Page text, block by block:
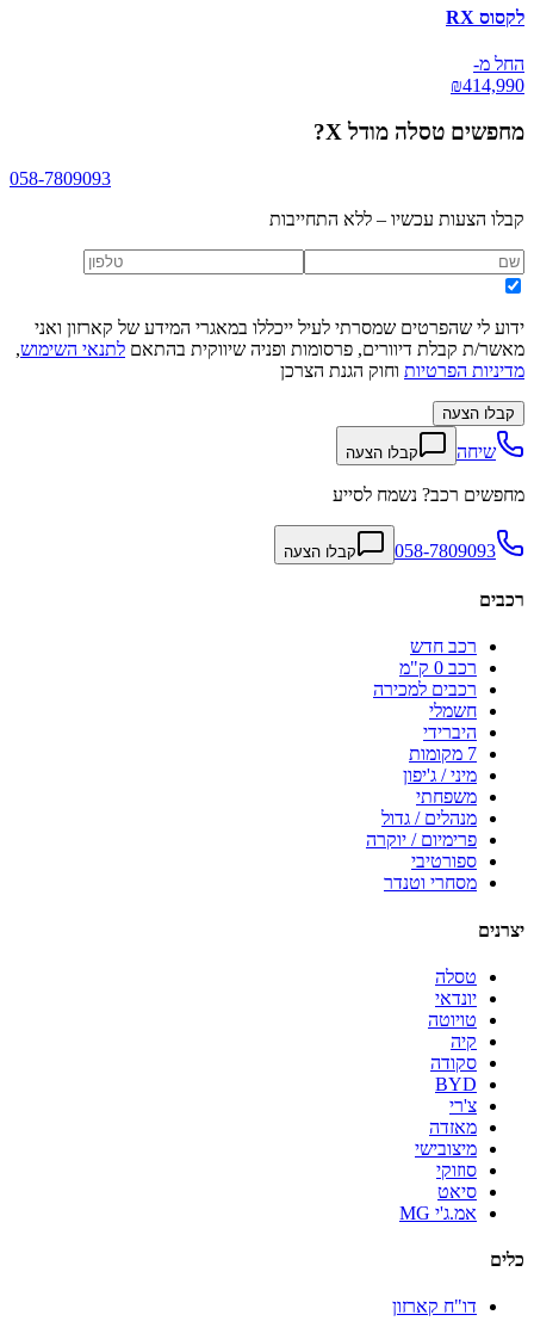
לקסוס RX
החל מ-
₪414,990
מחפשים טסלה מודל X ?
058-7809093
קבלו הצעות עכשיו – ללא התחייבות
ידוע לי שהפרטים שמסרתי לעיל ייכללו במאגרי המידע של קארזון ואני
מאשר/ת קבלת דיוורים, פרסומות ופניה שיווקית בהתאם לתנאי השימוש,
מדיניות הפרטיות וחוק הגנת הצרכן
קבלו הצעה
שיחה קבלו הצעה
מחפשים רכב? נשמח לסייע
058-7809093 קבלו הצעה
רכבים
רכב חדש
רכב 0 ק"מ
רכבים למכירה
חשמלי
היברידי
7 מקומות
מיני / ג'יפון
משפחתי
מנהלים / גדול
פרימיום / יוקרה
ספורטיבי
מסחרי וטנדר
יצרנים
טסלה
יונדאי
טויוטה
קיה
סקודה
BYD
צ'רי
מאזדה
מיצובישי
סוזוקי
סיאט
אמ.ג'י MG
כלים
דו"ח קארזון